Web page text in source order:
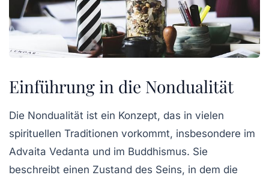
Einführung in die Nondualität
Die Nondualität ist ein Konzept, das in vielen
spirituellen Traditionen vorkommt, insbesondere im
Advaita Vedanta und im Buddhismus. Sie
beschreibt einen Zustand des Seins, in dem die